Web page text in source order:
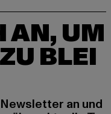
AN, UM
BLEI
an und